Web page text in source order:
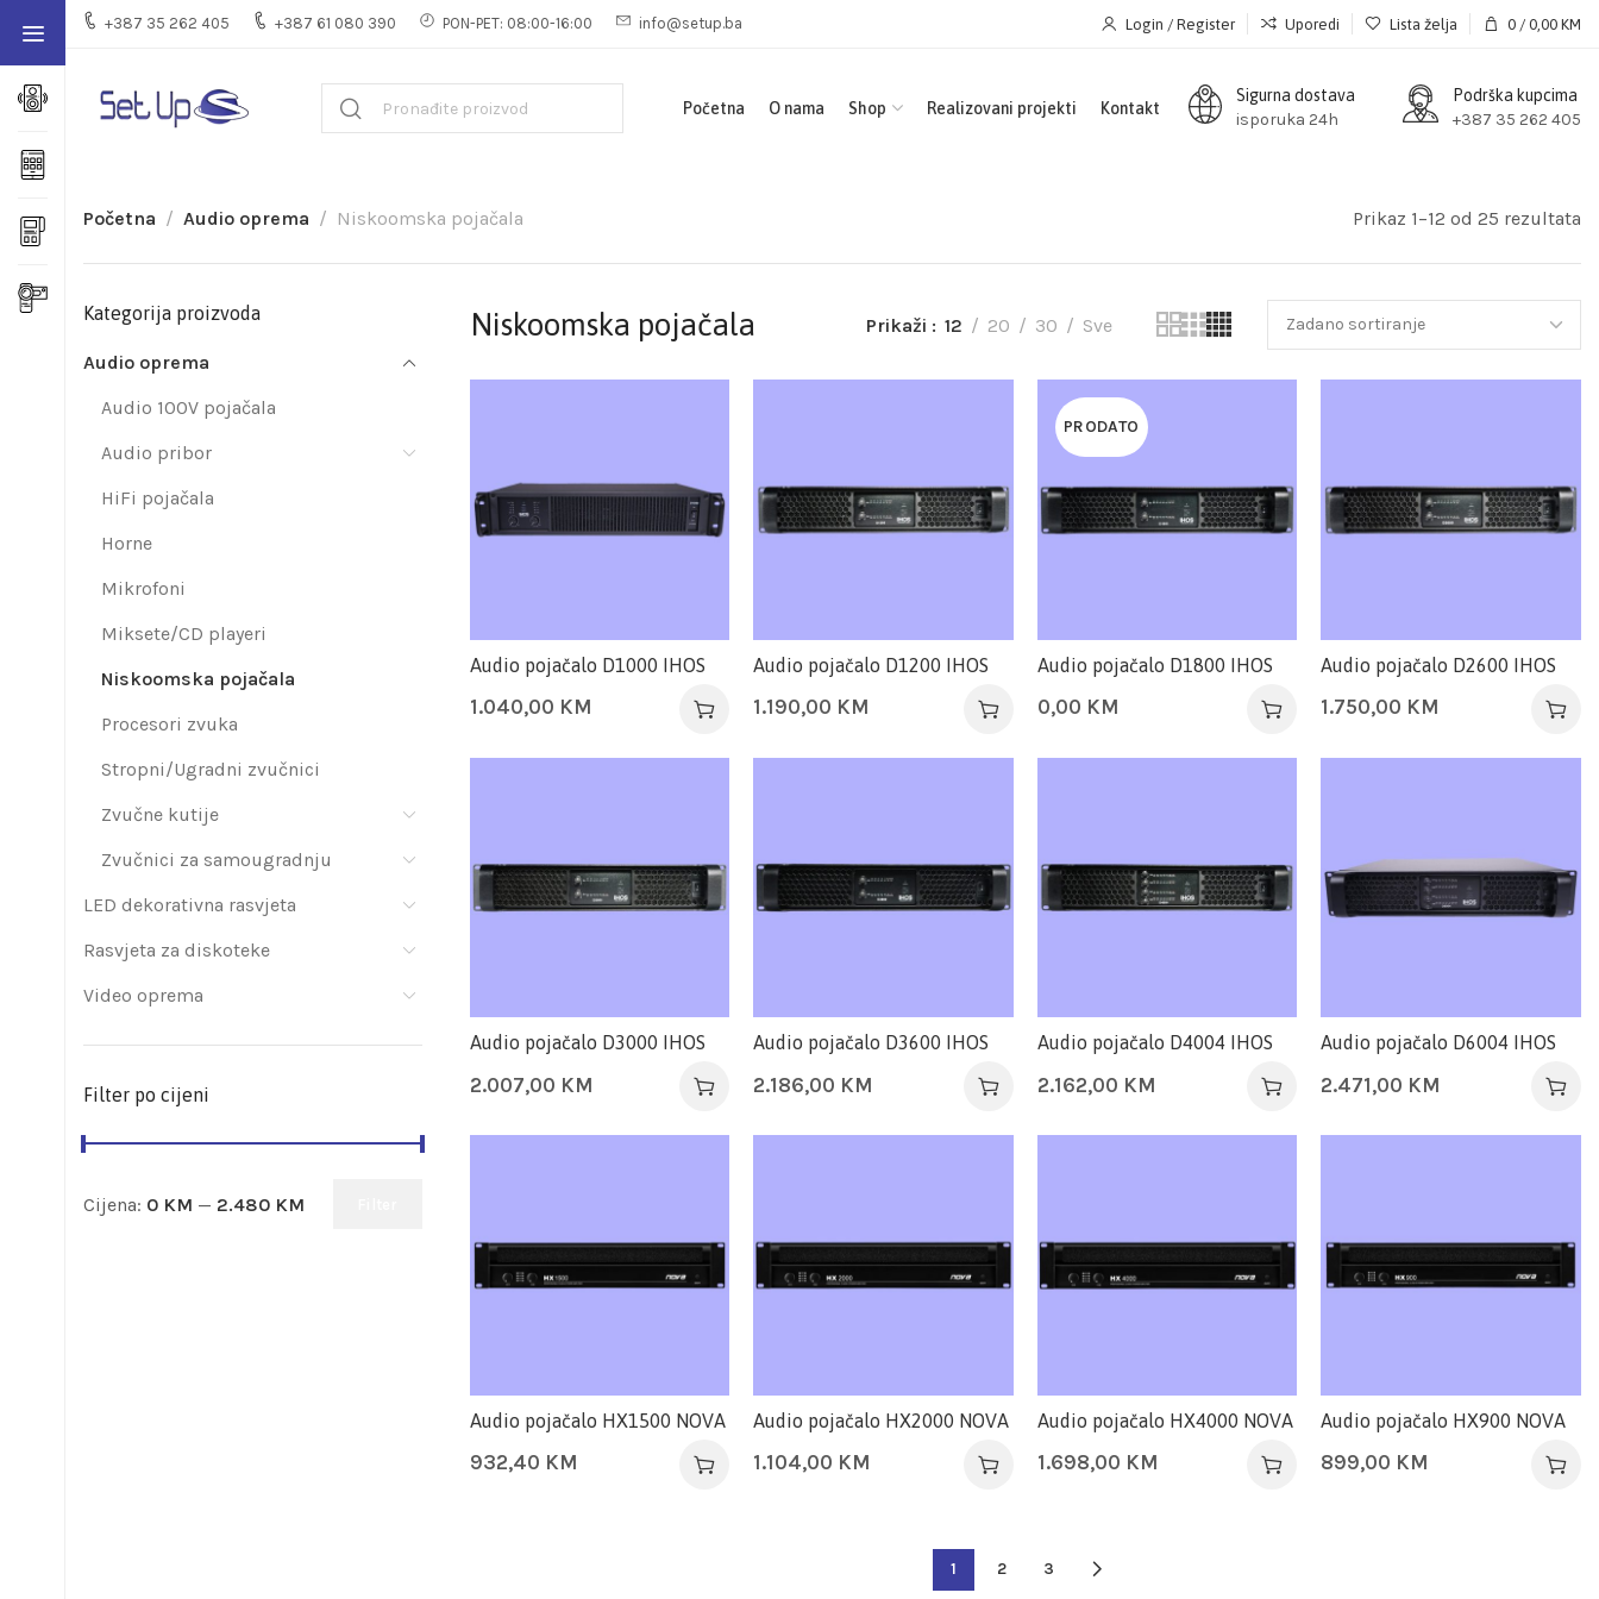
+387 35 262 405 +387 61 080 390 PON-PET: 08:00-16:00 info@setup.ba Login / Register Uporedi Lista želja 0 / 0,00 KM
Početna O nama Shop Realizovani projekti Kontakt
Sigurna dostava
isporuka 24h
Podrška kupcima
+387 35 262 405
Početna Audio oprema Niskoomska pojačala Prikaz 1–12 od 25 rezultata
Kategorija proizvoda
Audio oprema
Audio 100V pojačala
Audio pribor
HiFi pojačala
Horne
Mikrofoni
Miksete/CD playeri
Niskoomska pojačala
Procesori zvuka
Stropni/Ugradni zvučnici
Zvučne kutije
Zvučnici za samougradnju
LED dekorativna rasvjeta
Rasvjeta za diskoteke
Video oprema
Filter po cijeni
Cijena: 0 KM — 2.480 KM
Niskoomska pojačala Prikaži 12 20 30 Sve
Audio pojačalo D1000 IHOS
1.040,00 KM
Audio pojačalo D1200 IHOS
1.190,00 KM
PRODATO
Audio pojačalo D1800 IHOS
0,00 KM
Audio pojačalo D2600 IHOS
1.750,00 KM
Audio pojačalo D3000 IHOS
2.007,00 KM
Audio pojačalo D3600 IHOS
2.186,00 KM
Audio pojačalo D4004 IHOS
2.162,00 KM
Audio pojačalo D6004 IHOS
2.471,00 KM
Audio pojačalo HX1500 NOVA
932,40 KM
Audio pojačalo HX2000 NOVA
1.104,00 KM
Audio pojačalo HX4000 NOVA
1.698,00 KM
Audio pojačalo HX900 NOVA
899,00 KM
1 2 3